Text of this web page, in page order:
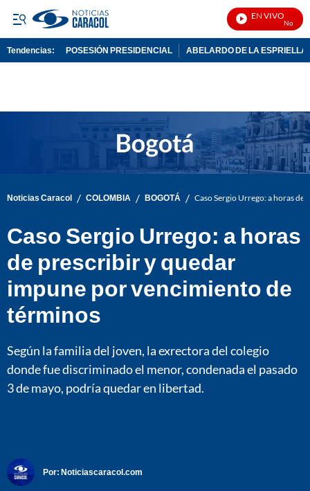
EN VIVO
Noticias
Tendencias: POSESIÓN PRESIDENCIAL ABELARDO DE LA ESPRIELLA
Noticias Caracol / COLOMBIA / BOGOTÁ / Caso Sergio Urrego: a horas
Caso Sergio Urrego: a horas
de prescribir y quedar
impune por vencimiento de
términos
Según la familia del joven, la exrectora del colegio
donde fue discriminado el menor, condenada el pasado
3 de mayo, podría quedar en libertad.
Por: Noticiascaracol.com